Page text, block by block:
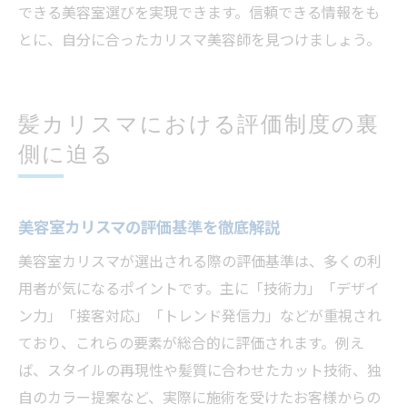
できる美容室選びを実現できます。信頼できる情報をも
とに、自分に合ったカリスマ美容師を見つけましょう。
髪カリスマにおける評価制度の裏
側に迫る
美容室カリスマの評価基準を徹底解説
美容室カリスマが選出される際の評価基準は、多くの利
用者が気になるポイントです。主に「技術力」「デザイ
ン力」「接客対応」「トレンド発信力」などが重視され
ており、これらの要素が総合的に評価されます。例え
ば、スタイルの再現性や髪質に合わせたカット技術、独
自のカラー提案など、実際に施術を受けたお客様からの